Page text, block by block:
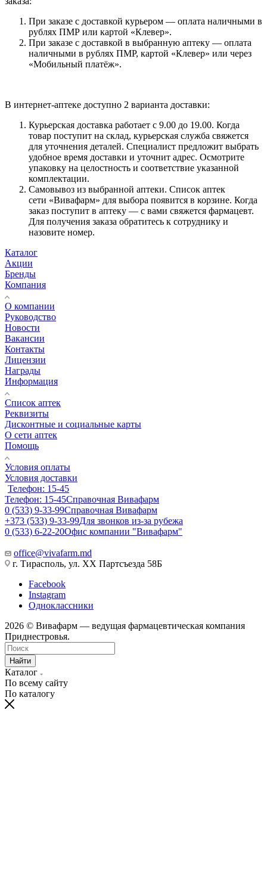
При заказе с доставкой курьером — оплата наличными в
рублях ПМР или картой «Клевер».
При заказе с доставкой в выбранную аптеку — оплата
наличными в рублях ПМР, картой «Клевер» или через
«Мобильный платёж».
В интернет-аптеке доступно 2 варианта доставки:
Курьерская доставка работает с 9.00 до 19.00. Когда
товар поступит на склад, курьерская служба свяжется
для уточнения деталей. Специалист предложит выбрать
удобное время доставки и уточнит адрес. Осмотрите
упаковку на целостность и соответствие указанной
комплектации.
Самовывоз из выбранной аптеки. Список аптек
сети «Вивафарм» для выбора появится в корзине. Когда
заказ поступит в аптеку — с вами свяжется фармацевт.
Для получения заказа обратитесь к сотруднику и
назовите номер.
Каталог
Акции
Бренды
Компания
О компании
Руководство
Новости
Вакансии
Контакты
Лицензии
Награды
Информация
Список аптек
Реквизиты
Дисконтные и социальные карты
О сети аптек
Помощь
Условия оплаты
Условия доставки
Телефон: 15-45
Телефон: 15-45Справочная Вивафарм
0 (533) 9-33-99Справочная Вивафарм
+373 (533) 9-33-99Для звонков из-за рубежа
0 (533) 6-22-20Офис компании "Вивафарм"
office@vivafarm.md
г. Тирасполь, ул. ХХ Партсъезда 58Б
Facebook
Instagram
Одноклассники
2026 © Вивафарм — ведущая фармацевтическая компания
Приднестровья.
Найти
Каталог
По всему сайту
По каталогу